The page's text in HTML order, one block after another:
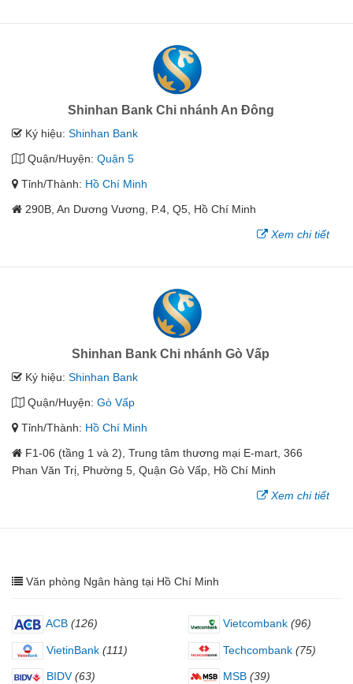
Shinhan Bank Chi nhánh An Đông
Ký hiệu: Shinhan Bank
Quận/Huyện: Quận 5
Tỉnh/Thành: Hồ Chí Minh
290B, An Dương Vương, P.4, Q5, Hồ Chí Minh
Xem chi tiết
Shinhan Bank Chi nhánh Gò Vấp
Ký hiệu: Shinhan Bank
Quận/Huyện: Gò Vấp
Tỉnh/Thành: Hồ Chí Minh
F1-06 (tầng 1 và 2), Trung tâm thương mại E-mart, 366
Phan Văn Trị, Phường 5, Quận Gò Vấp, Hồ Chí Minh
Xem chi tiết
Văn phòng Ngân hàng tại Hồ Chí Minh
ACB (126) Vietcombank (96)
VietinBank (111) Techcombank (75)
BIDV (63) MSB (39)